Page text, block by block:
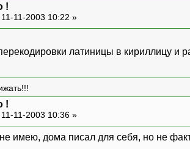
!
11-11-2003 10:22 »
латиницы в кириллицу и
!
11-11-2003 10:36 »
имею, дома писал для себя, но не